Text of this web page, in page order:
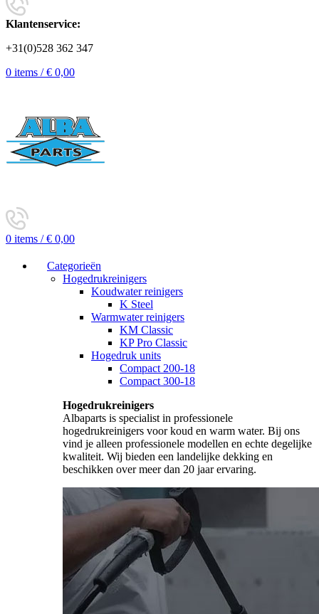
Klantenservice:
+31(0)528 362 347
0 items / € 0,00
0 items / € 0,00
Categorieën
Hogedrukreinigers
Koudwater reinigers
K Steel
Warmwater reinigers
KM Classic
KP Pro Classic
Hogedruk units
Compact 200-18
Compact 300-18
Hogedrukreinigers
Albaparts is specialist in professionele
hogedrukreinigers voor koud en warm water. Bij ons
vind je alleen professionele modellen en echte degelijke
kwaliteit. Wij bieden een landelijke dekking en
beschikken over meer dan 20 jaar ervaring.